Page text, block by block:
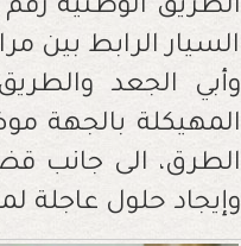
السيار الرابط بين
وأبي الجعد والطريق
المهيكلة بالجهة
الطرق، الى جانب
وإيجاد حلول عاجلة